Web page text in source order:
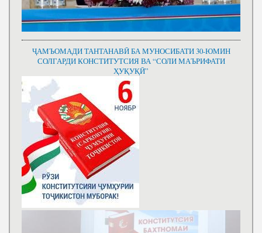
ҶАМЪОМАДИ ТАНТАНАВӢ БА МУНОСИБАТИ 30-ЮМИН
СОЛГАРДИ КОНСТИТУТСИЯ ВА “СОЛИ МАЪРИФАТИ
ҲУҚУҚӢ”